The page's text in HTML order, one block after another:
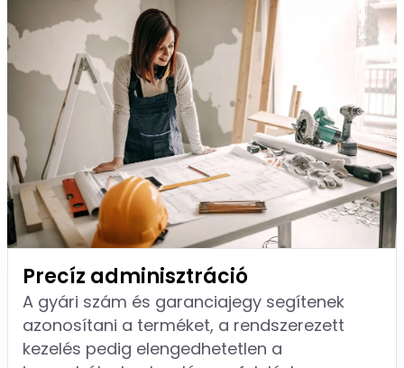
Precíz adminisztráció
A gyári szám és garanciajegy segítenek
azonosítani a terméket, a rendszerezett
kezelés pedig elengedhetetlen a